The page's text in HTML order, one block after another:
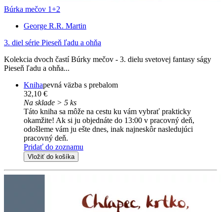
Búrka mečov 1+2
George R.R. Martin
3. diel série Pieseň ľadu a ohňa
Kolekcia dvoch častí Búrky mečov - 3. dielu svetovej fantasy ságy
Pieseň ľadu a ohňa...
Knihapevná väzba s prebalom
32,10 €
Na sklade > 5 ks
Táto kniha sa môže na cestu ku vám vybrať prakticky
okamžite! Ak si ju objednáte do 13:00 v pracovný deň,
odošleme vám ju ešte dnes, inak najneskôr nasledujúci
pracovný deň.
Pridať do zoznamu
Vložiť do košíka